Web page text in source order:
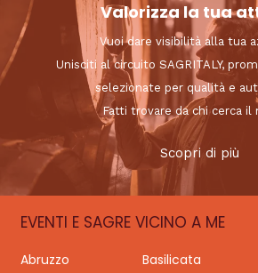
Valorizza la tua
Vuoi dare visibilità alla tua
Unisciti al circuito SAGRITALY,
selezionate per qualità e
Fatti trovare da chi cerca il
Scopri di più
EVENTI E SAGRE VICINO A ME
Abruzzo Basilicata